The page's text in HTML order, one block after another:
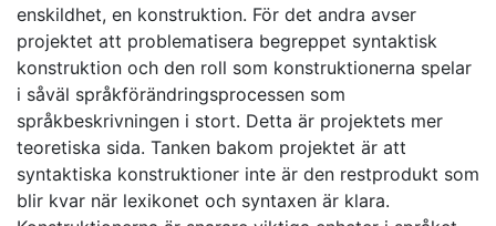
enskildhet, en konstruktion. För det andra avser
projektet att problematisera begreppet syntaktisk
konstruktion och den roll som konstruktionerna spelar
i såväl språkförändringsprocessen som
språkbeskrivningen i stort. Detta är projektets mer
teoretiska sida. Tanken bakom projektet är att
syntaktiska konstruktioner inte är den restprodukt som
blir kvar när lexikonet och syntaxen är klara.